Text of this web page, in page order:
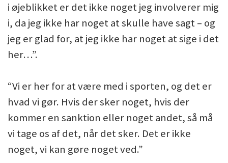
i øjeblikket er det ikke noget jeg involverer mig
i, da jeg ikke har noget at skulle have sagt – og
jeg er glad for, at jeg ikke har noget at sige i det
her…”.
“Vi er her for at være med i sporten, og det er
hvad vi gør. Hvis der sker noget, hvis der
kommer en sanktion eller noget andet, så må
vi tage os af det, når det sker. Det er ikke
noget, vi kan gøre noget ved.”